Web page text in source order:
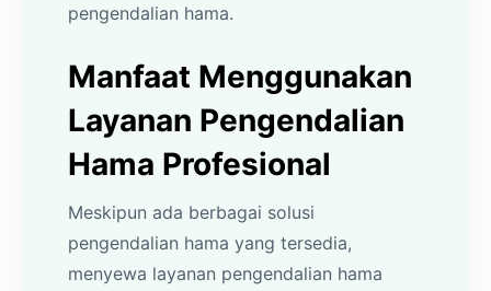
pengendalian hama.
Manfaat Menggunakan
Layanan Pengendalian
Hama Profesional
Meskipun ada berbagai solusi
pengendalian hama yang tersedia,
menyewa layanan pengendalian hama